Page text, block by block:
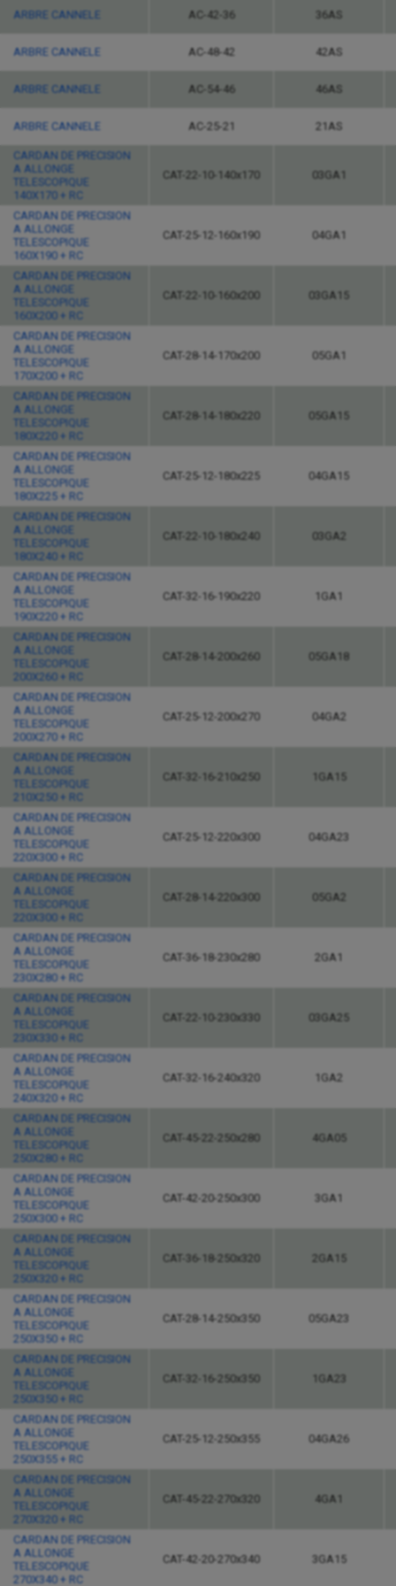
ARBRE CANNELE AC-42-36 36AS
ARBRE CANNELE AC-48-42 42AS
ARBRE CANNELE AC-54-46 46AS
ARBRE CANNELE AC-25-21 21AS
CARDAN DE PRECISION
A ALLONGE
TELESCOPIQUE
140X170 + RC
CAT-22-10-140x170 03GA1
CARDAN DE PRECISION
A ALLONGE
TELESCOPIQUE
160X190 + RC
CAT-25-12-160x190 04GA1
CARDAN DE PRECISION
A ALLONGE
TELESCOPIQUE
160X200 + RC
CAT-22-10-160x200 03GA15
CARDAN DE PRECISION
A ALLONGE
TELESCOPIQUE
170X200 + RC
CAT-28-14-170x200 05GA1
CARDAN DE PRECISION
A ALLONGE
TELESCOPIQUE
180X220 + RC
CAT-28-14-180x220 05GA15
CARDAN DE PRECISION
A ALLONGE
TELESCOPIQUE
180X225 + RC
CAT-25-12-180x225 04GA15
CARDAN DE PRECISION
A ALLONGE
TELESCOPIQUE
180X240 + RC
CAT-22-10-180x240 03GA2
CARDAN DE PRECISION
A ALLONGE
TELESCOPIQUE
190X220 + RC
CAT-32-16-190x220 1GA1
CARDAN DE PRECISION
A ALLONGE
TELESCOPIQUE
200X260 + RC
CAT-28-14-200x260 05GA18
CARDAN DE PRECISION
A ALLONGE
TELESCOPIQUE
200X270 + RC
CAT-25-12-200x270 04GA2
CARDAN DE PRECISION
A ALLONGE
TELESCOPIQUE
210X250 + RC
CAT-32-16-210x250 1GA15
CARDAN DE PRECISION
A ALLONGE
TELESCOPIQUE
220X300 + RC
CAT-25-12-220x300 04GA23
CARDAN DE PRECISION
A ALLONGE
TELESCOPIQUE
220X300 + RC
CAT-28-14-220x300 05GA2
CARDAN DE PRECISION
A ALLONGE
TELESCOPIQUE
230X280 + RC
CAT-36-18-230x280 2GA1
CARDAN DE PRECISION
A ALLONGE
TELESCOPIQUE
230X330 + RC
CAT-22-10-230x330 03GA25
CARDAN DE PRECISION
A ALLONGE
TELESCOPIQUE
240X320 + RC
CAT-32-16-240x320 1GA2
CARDAN DE PRECISION
A ALLONGE
TELESCOPIQUE
250X280 + RC
CAT-45-22-250x280 4GA05
CARDAN DE PRECISION
A ALLONGE
TELESCOPIQUE
250X300 + RC
CAT-42-20-250x300 3GA1
CARDAN DE PRECISION
A ALLONGE
TELESCOPIQUE
250X320 + RC
CAT-36-18-250x320 2GA15
CARDAN DE PRECISION
A ALLONGE
TELESCOPIQUE
250X350 + RC
CAT-28-14-250x350 05GA23
CARDAN DE PRECISION
A ALLONGE
TELESCOPIQUE
250X350 + RC
CAT-32-16-250x350 1GA23
CARDAN DE PRECISION
A ALLONGE
TELESCOPIQUE
250X355 + RC
CAT-25-12-250x355 04GA26
CARDAN DE PRECISION
A ALLONGE
TELESCOPIQUE
270X320 + RC
CAT-45-22-270x320 4GA1
CARDAN DE PRECISION
A ALLONGE
TELESCOPIQUE
270X340 + RC
CAT-42-20-270x340 3GA15